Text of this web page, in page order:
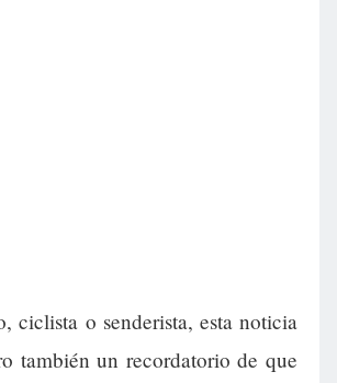
ciclista o senderista, esta noticia
también un recordatorio de que